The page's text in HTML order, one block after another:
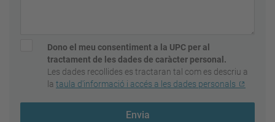
Dono el meu consentiment a la UPC per al
tractament de les dades de caràcter personal.
Les dades recollides es tractaran tal com es descriu a
la taula d'informació i accés a les dades personals
Envia